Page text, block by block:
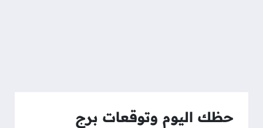
حظك اليوم وتوقعات برج